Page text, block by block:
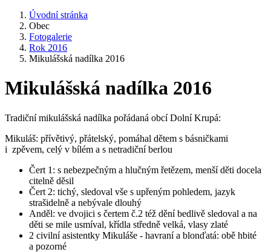
Úvodní stránka
Obec
Fotogalerie
Rok 2016
Mikulášská nadílka 2016
Mikulášská nadílka 2016
Tradiční mikulášská nadílka pořádaná obcí Dolní Krupá:
Mikuláš: přívětivý, přátelský, pomáhal dětem s básničkami
i zpěvem, celý v bílém a s netradiční berlou
Čert 1: s nebezpečným a hlučným řetězem, menší děti docela
citelně děsil
Čert 2: tichý, sledoval vše s upřeným pohledem, jazyk
strašidelně a nebývale dlouhý
Anděl: ve dvojici s čertem č.2 též dění bedlivě sledoval a na
děti se mile usmíval, křídla středně velká, vlasy zlaté
2 civilní asistentky Mikuláše - havraní a blonďatá: obě hbité
a pozorné